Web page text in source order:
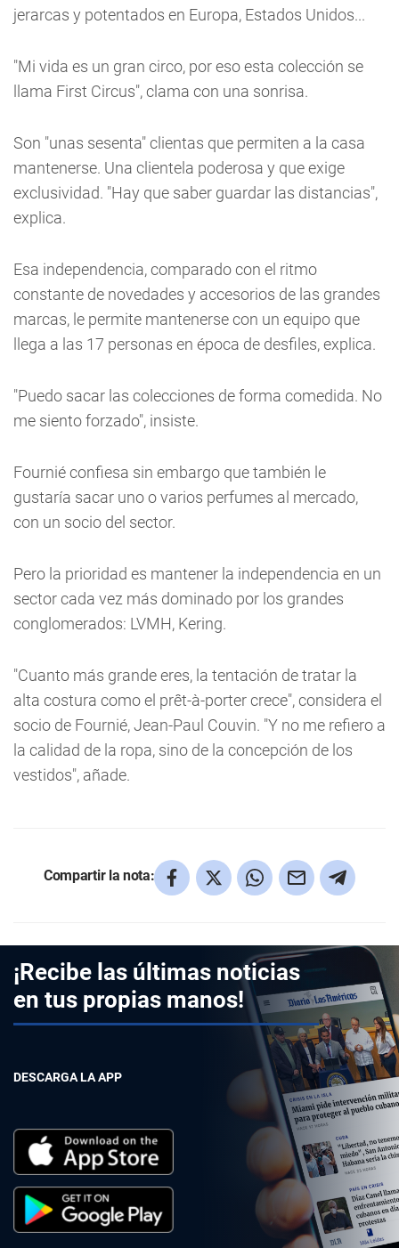
jerarcas y potentados en Europa, Estados Unidos...
"Mi vida es un gran circo, por eso esta colección se
llama First Circus", clama con una sonrisa.
Son "unas sesenta" clientas que permiten a la casa
mantenerse. Una clientela poderosa y que exige
exclusividad. "Hay que saber guardar las distancias",
explica.
Esa independencia, comparado con el ritmo
constante de novedades y accesorios de las grandes
marcas, le permite mantenerse con un equipo que
llega a las 17 personas en época de desfiles, explica.
"Puedo sacar las colecciones de forma comedida. No
me siento forzado", insiste.
Fournié confiesa sin embargo que también le
gustaría sacar uno o varios perfumes al mercado,
con un socio del sector.
Pero la prioridad es mantener la independencia en un
sector cada vez más dominado por los grandes
conglomerados: LVMH, Kering.
"Cuanto más grande eres, la tentación de tratar la
alta costura como el prêt-à-porter crece", considera el
socio de Fournié, Jean-Paul Couvin. "Y no me refiero a
la calidad de la ropa, sino de la concepción de los
vestidos", añade.
Compartir la nota:
¡Recibe las últimas noticias
en tus propias manos!
DESCARGA LA APP